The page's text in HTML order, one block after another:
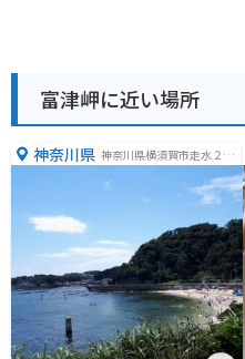
富津岬に近い場所
神奈川県 神奈川県横須賀市走水２丁